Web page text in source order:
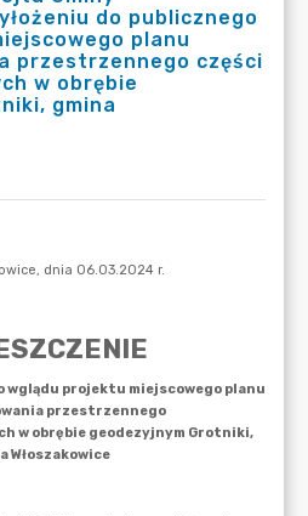
do publicznego
planu
przestrzennego części
w obrębie
gmina